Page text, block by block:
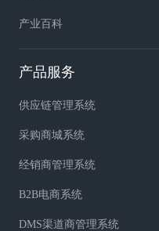
产业百科
产品服务
供应链管理系统
采购商城系统
经销商管理系统
B2B电商系统
DMS渠道商管理系统